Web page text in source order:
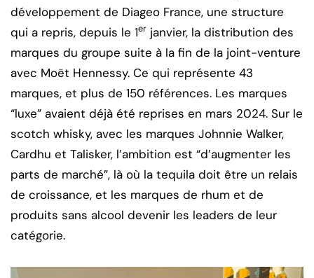
développement de Diageo France, une structure
qui a repris, depuis le 1er janvier, la distribution des
marques du groupe suite à la fin de la joint-venture
avec Moët Hennessy. Ce qui représente 43
marques, et plus de 150 références. Les marques
“luxe” avaient déjà été reprises en mars 2024. Sur le
scotch whisky, avec les marques Johnnie Walker,
Cardhu et Talisker, l’ambition est “d’augmenter les
parts de marché”, là où la tequila doit être un relais
de croissance, et les marques de rhum et de
produits sans alcool devenir les leaders de leur
catégorie.